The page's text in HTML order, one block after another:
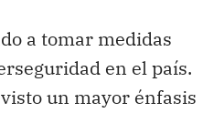
a tomar medidas
en el país.
un mayor énfasis